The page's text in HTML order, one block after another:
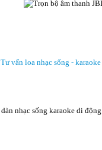
Tư vấn loa nhạc sống -